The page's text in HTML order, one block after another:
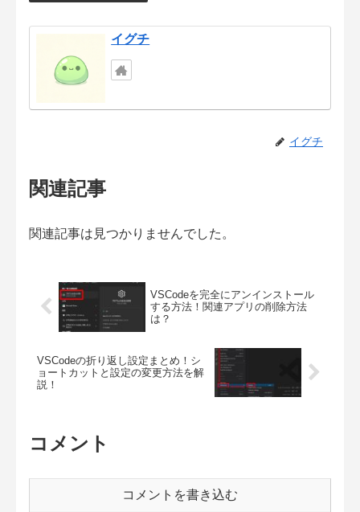
イグチ
イグチ
関連記事
関連記事は見つかりませんでした。
VSCodeを完全にアンインストール
する方法！関連アプリの削除方法
は？
VSCodeの折り返し設定まとめ！シ
ョートカットと設定の変更方法を解
説！
コメント
コメントを書き込む